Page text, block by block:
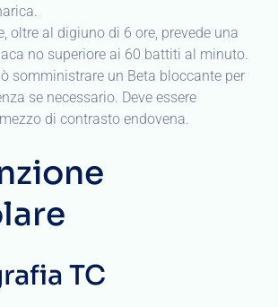
oltre al digiuno di 6 ore, prevede una
no superiore ai 60 battiti al minuto.
somministrare un Beta bloccante per
se necessario. Deve essere
di contrasto endovena.
TC